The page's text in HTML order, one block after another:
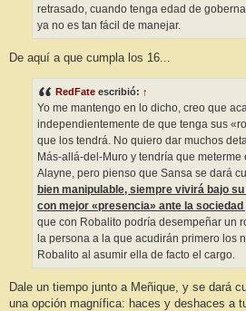
retrasado, cuando tenga edad de
ya no es tan fácil de manejar.
De aquí a que cumpla los 16...
RedFate escribió: ↑
Yo me mantengo en lo dicho, creo que
independientemente de que tenga sus
que los tendrá. No quiero dar muchos
Más-allá-del-Muro y tendría que
Alayne, pero pienso que Sansa se dará
bien manipulable, siempre vivirá bajo
con mejor «presencia» ante la
que con Robalito podría desempeñar un
la persona a la que acudirán primero los
Robalito al asumir ella de facto el cargo.
Dale un tiempo junto a Meñique, y se dará
una opción magnífica: haces y deshaces a